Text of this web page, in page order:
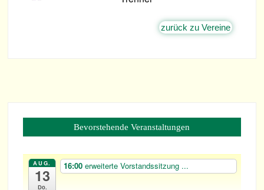
zurück zu Vereine
Bevorstehende Veranstaltungen
AUG.
13
Do.
16:00erwei­terte Vor­stands­sit­zung ...